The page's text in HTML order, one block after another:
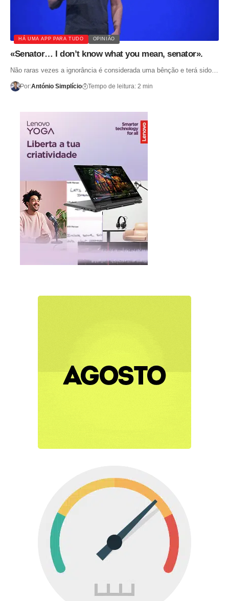
HÁ UMA APP PARA TUDO OPINIÃO
«Senator… I don’t know what you mean, senator».
Não raras vezes a ignorância é considerada uma bênção e terá sido…
Por:António Simplício Tempo de leitura: 2 min